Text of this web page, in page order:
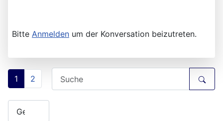
Bitte Anmelden um der Konversation beizutreten.
1 2